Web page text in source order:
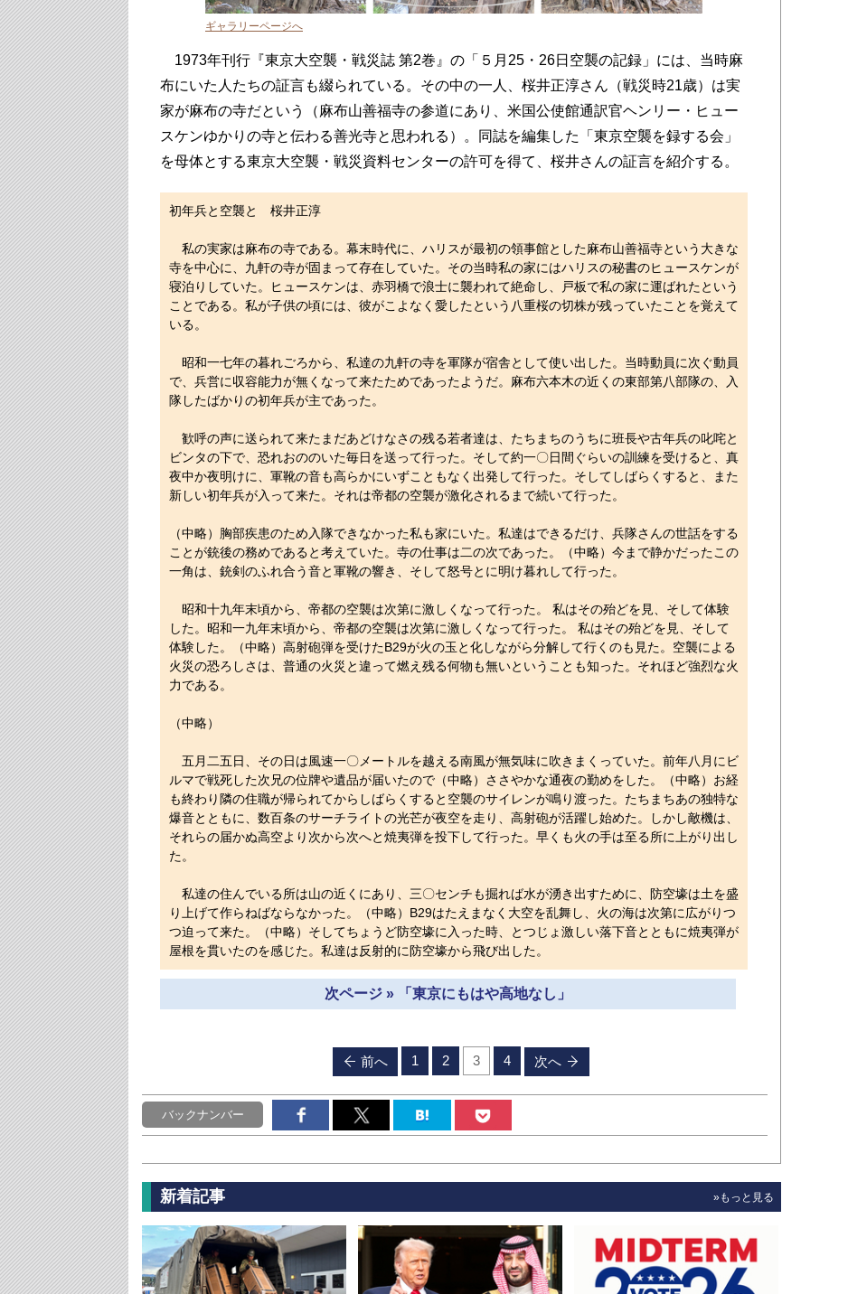
ギャラリーページへ
1973年刊行『東京大空襲・戦災誌 第2巻』の「５月25・26日空襲の記録」には、当時麻
布にいた人たちの証言も綴られている。その中の一人、桜井正淳さん（戦災時21歳）は実
家が麻布の寺だという（麻布山善福寺の参道にあり、米国公使館通訳官ヘンリー・ヒュー
スケンゆかりの寺と伝わる善光寺と思われる）。同誌を編集した「東京空襲を録する会」
を母体とする東京大空襲・戦災資料センターの許可を得て、桜井さんの証言を紹介する。
初年兵と空襲と 桜井正淳
私の実家は麻布の寺である。幕末時代に、ハリスが最初の領事館とした麻布山善福寺という大きな
寺を中心に、九軒の寺が固まって存在していた。その当時私の家にはハリスの秘書のヒュースケンが
寝泊りしていた。ヒュースケンは、赤羽橋で浪士に襲われて絶命し、戸板で私の家に運ばれたという
ことである。私が子供の頃には、彼がこよなく愛したという八重桜の切株が残っていたことを覚えて
いる。
昭和一七年の暮れごろから、私達の九軒の寺を軍隊が宿舎として使い出した。当時動員に次ぐ動員
で、兵営に収容能力が無くなって来たためであったようだ。麻布六本木の近くの東部第八部隊の、入
隊したばかりの初年兵が主であった。
歓呼の声に送られて来たまだあどけなさの残る若者達は、たちまちのうちに班長や古年兵の叱咤と
ビンタの下で、恐れおののいた毎日を送って行った。そして約一〇日間ぐらいの訓練を受けると、真
夜中か夜明けに、軍靴の音も高らかにいずこともなく出発して行った。そしてしばらくすると、また
新しい初年兵が入って来た。それは帝都の空襲が激化されるまで続いて行った。
（中略）胸部疾患のため入隊できなかった私も家にいた。私達はできるだけ、兵隊さんの世話をする
ことが銃後の務めであると考えていた。寺の仕事は二の次であった。（中略）今まで静かだったこの
一角は、銃剣のふれ合う音と軍靴の響き、そして怒号とに明け暮れして行った。
昭和十九年末頃から、帝都の空襲は次第に激しくなって行った。 私はその殆どを見、そして体験
した。昭和一九年末頃から、帝都の空襲は次第に激しくなって行った。 私はその殆どを見、そして
体験した。（中略）高射砲弾を受けたB29が火の玉と化しながら分解して行くのも見た。空襲による
火災の恐ろしさは、普通の火災と違って燃え残る何物も無いということも知った。それほど強烈な火
力である。
（中略）
五月二五日、その日は風速一〇メートルを越える南風が無気味に吹きまくっていた。前年八月にビ
ルマで戦死した次兄の位牌や遺品が届いたので（中略）ささやかな通夜の勤めをした。（中略）お経
も終わり隣の住職が帰られてからしばらくすると空襲のサイレンが鳴り渡った。たちまちあの独特な
爆音とともに、数百条のサーチライトの光芒が夜空を走り、高射砲が活躍し始めた。しかし敵機は、
それらの届かぬ高空より次から次へと焼夷弾を投下して行った。早くも火の手は至る所に上がり出し
た。
私達の住んでいる所は山の近くにあり、三〇センチも掘れば水が湧き出すために、防空壕は土を盛
り上げて作らねばならなかった。（中略）B29はたえまなく大空を乱舞し、火の海は次第に広がりつ
つ迫って来た。（中略）そしてちょうど防空壕に入った時、とつじょ激しい落下音とともに焼夷弾が
屋根を貫いたのを感じた。私達は反射的に防空壕から飛び出した。
次ページ » 「東京にもはや高地なし」
前へ 1 2 3 4 次へ
バックナンバー
新着記事 »もっと見る